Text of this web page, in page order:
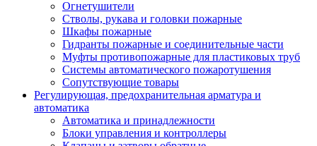
Огнетушители
Стволы, рукава и головки пожарные
Шкафы пожарные
Гидранты пожарные и соединительные части
Муфты противопожарные для пластиковых труб
Системы автоматического пожаротушения
Сопутствующие товары
Регулирующая, предохранительная арматура и
автоматика
Автоматика и принадлежности
Блоки управления и контроллеры